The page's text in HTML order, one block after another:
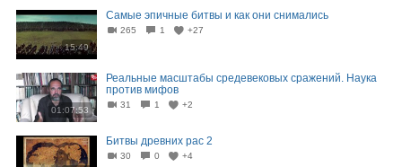
15:49
Самые эпичные битвы и как они снимались
265 1 +27
01:07:53
Реальные масштабы средевековых сражений. Наука
против мифов
31 1 +2
Битвы древних рас 2
30 0 +4